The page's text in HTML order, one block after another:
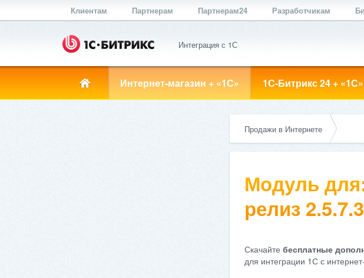
Клиентам Партнерам Партнерам24 Разработчикам
Интеграция с 1С
Интернет-магазин + «1С» 1С-Битрикс 24 + «1С»
Продажи в Интернете
Модуль
релиз
Скачайте бесплатные
для интеграции 1С с